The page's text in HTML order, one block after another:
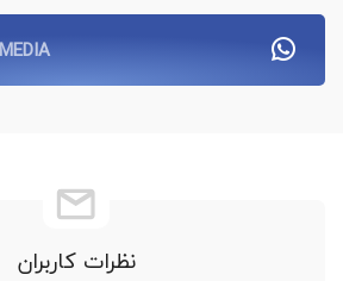
نظرات کاربران